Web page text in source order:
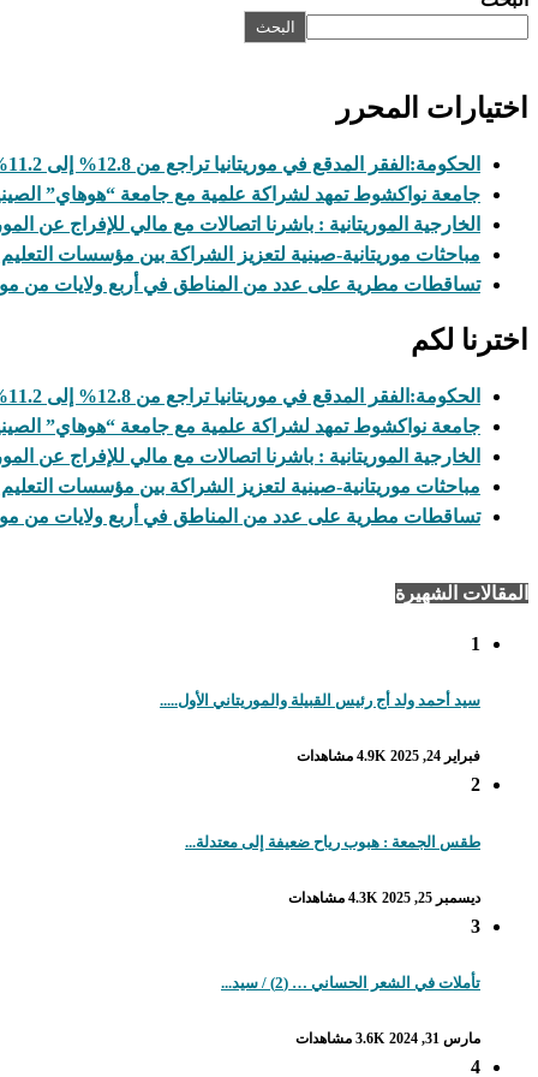
البحث
اختيارات المحرر
الحكومة:الفقر المدقع في موريتانيا تراجع من 12.8% إلى 11.2%
جامعة نواكشوط تمهد لشراكة علمية مع جامعة “هوهاي”
الخارجية الموريتانية : باشرنا اتصالات مع مالي للإفراج عن
مباحثات موريتانية-صينية لتعزيز الشراكة بين مؤسسات التعليم
تساقطات مطرية على عدد من المناطق في أربع ولايات من
اخترنا لكم
الحكومة:الفقر المدقع في موريتانيا تراجع من 12.8% إلى 11.2%
جامعة نواكشوط تمهد لشراكة علمية مع جامعة “هوهاي”
الخارجية الموريتانية : باشرنا اتصالات مع مالي للإفراج عن
مباحثات موريتانية-صينية لتعزيز الشراكة بين مؤسسات التعليم
تساقطات مطرية على عدد من المناطق في أربع ولايات من
المقالات الشهيرة
1
سيد أحمد ولد أج رئيس القبيلة والموريتاني الأول.....
فبراير 24, 2025 4.9K مشاهدات
2
طقس الجمعة : هبوب رياح ضعيفة إلى معتدلة...
ديسمبر 25, 2025 4.3K مشاهدات
3
تأملات في الشعر الحساني … (2) / سيد...
مارس 31, 2024 3.6K مشاهدات
4